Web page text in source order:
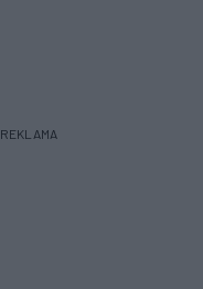
REKLAMA